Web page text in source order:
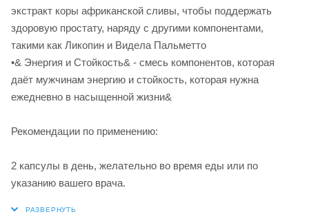
экстракт коры африканской сливы, чтобы поддержать
здоровую простату, наряду с другими компонентами,
такими как Ликопин и Видела Пальметто
•& Энергия и Стойкость& - смесь компонентов, которая
даёт мужчинам энергию и стойкость, которая нужна
ежедневно в насыщенной жизни&
Рекомендации по применению:
2 капсулы в день, желательно во время еды или по
указанию вашего врача.